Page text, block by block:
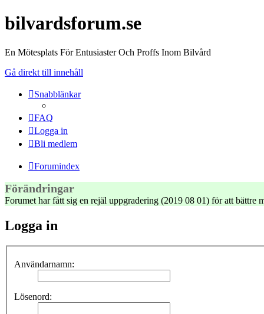
bilvardsforum.se
En Mötesplats För Entusiaster Och Proffs Inom Bilvård
Gå direkt till innehåll
Snabblänkar
FAQ
Logga in
Bli medlem
Forumindex
Förändringar
Forumet har fått sig en rejäl uppgradering (2019 08 01) för att
Logga in
Användarnamn:
Lösenord: